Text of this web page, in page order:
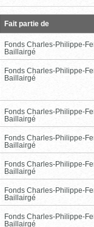
Fait partie de
Fonds Charles-Philippe-
Baillairgé
Fonds Charles-Philippe-
Baillairgé
Fonds Charles-Philippe-
Baillairgé
Fonds Charles-Philippe-
Baillairgé
Fonds Charles-Philippe-
Baillairgé
Fonds Charles-Philippe-
Baillairgé
Fonds Charles-Philippe-
Baillairgé